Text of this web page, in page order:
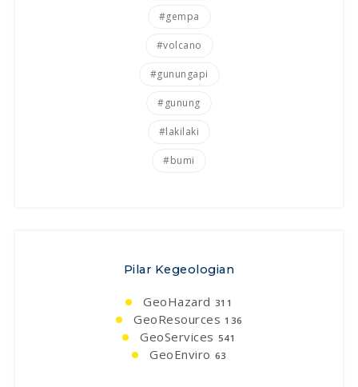
#gempa
#volcano
#gunungapi
#gunung
#lakilaki
#bumi
Pilar Kegeologian
GeoHazard 311
GeoResources 136
GeoServices 541
GeoEnviro 63